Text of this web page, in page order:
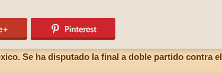
Se ha disputado la final a doble partido contra el